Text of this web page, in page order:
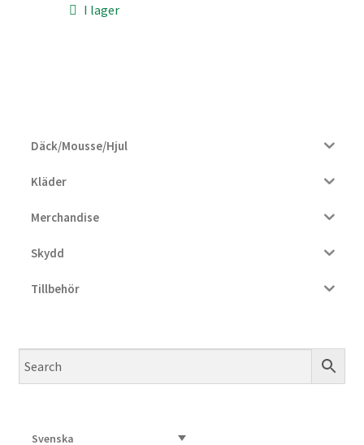
I lager
Däck/Mousse/Hjul
Kläder
Merchandise
Skydd
Tillbehör
Svenska